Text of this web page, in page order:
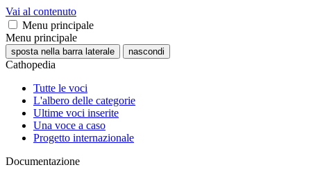
Vai al contenuto
Menu principale
Menu principale
sposta nella barra laterale nascondi
Cathopedia
Tutte le voci
L'albero delle categorie
Ultime voci inserite
Una voce a caso
Progetto internazionale
Documentazione